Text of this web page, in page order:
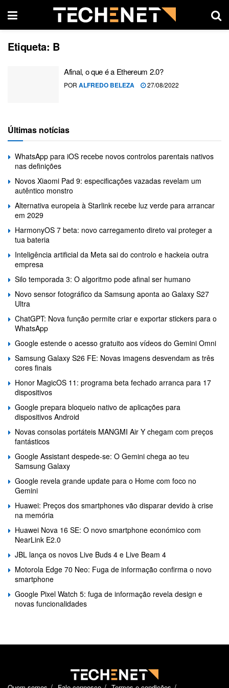
Etiqueta: B
Afinal, o que é a Ethereum 2.0?
POR ALFREDO BELEZA 27/08/2022
Últimas notícias
WhatsApp para iOS recebe novos controlos parentais nativos
nas definições
Novos Xiaomi Pad 9: especificações vazadas revelam um
autêntico monstro
Alternativa europeia à Starlink recebe luz verde para arrancar
em 2029
HarmonyOS 7 beta: novo carregamento direto vai proteger a
tua bateria
Inteligência artificial da Meta sai do controlo e hackeia outra
empresa
Silo temporada 3: O algoritmo pode afinal ser humano
Novo sensor fotográfico da Samsung aponta ao Galaxy S27
Ultra
ChatGPT: Nova função permite criar e exportar stickers para o
WhatsApp
Google estende o acesso gratuito aos vídeos do Gemini Omni
Samsung Galaxy S26 FE: Novas imagens desvendam as três
cores finais
Honor MagicOS 11: programa beta fechado arranca para 17
dispositivos
Google prepara bloqueio nativo de aplicações para
dispositivos Android
Novas consolas portáteis MANGMI Air Y chegam com preços
fantásticos
Google Assistant despede-se: O Gemini chega ao teu
Samsung Galaxy
Google revela grande update para o Home com foco no
Gemini
Huawei: Preços dos smartphones vão disparar devido à crise
na memória
Huawei Nova 16 SE: O novo smartphone económico com
NearLink E2.0
JBL lança os novos Live Buds 4 e Live Beam 4
Motorola Edge 70 Neo: Fuga de informação confirma o novo
smartphone
Google Pixel Watch 5: fuga de informação revela design e
novas funcionalidades